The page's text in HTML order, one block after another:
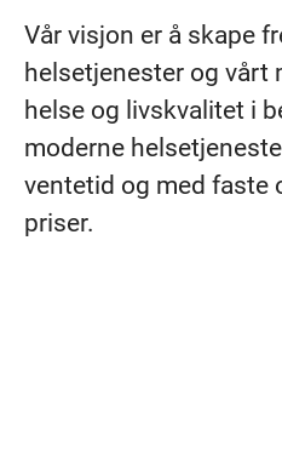
Vår visjon er å skape
helsetjenester og vårt
helse og livskvalitet i
moderne
ventetid og med faste
priser.